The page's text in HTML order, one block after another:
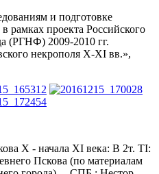
и подготовке
рамках проекта Российского
(РГНФ) 2009-2010 гг.
некрополя X-XI вв.»,
X - начала XI века: В 2т. ТI:
Пскова (по материалам